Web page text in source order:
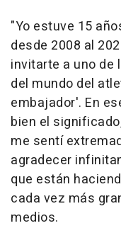
"Yo estuve 15
desde 2008 al
invitarte a uno
del mundo del
embajador'. En
bien el
me sentí
agradecer
que están
cada vez más
medios.